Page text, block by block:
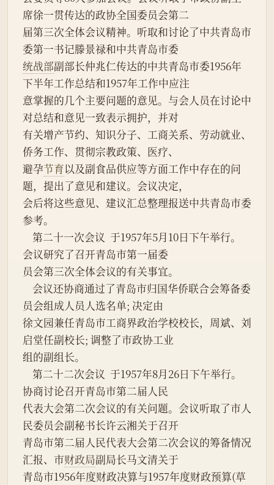
席徐一贯传达的政协全国委员会第二
届第三次全体会议精神。听取和讨论了中共青岛市
委第一书记滕景禄和中共青岛市委
统战部副部长仲兆仁传达的中共青岛市委1956年
下半年工作总结和1957年工作中应注
意掌握的几个主要问题的意见。与会人员在讨论中
对总结和意见一致表示拥护，并对
有关增产节约、知识分子、工商关系、劳动就业、
侨务工作、贯彻宗教政策、医疗、
避孕节育以及副食品供应等方面工作中存在的问
题，提出了意见和建议。会议决定，
会后将这些意见、建议汇总整理报送中共青岛市委
参考。
会议研究了召开青岛市第一届委
员会第三次全体会议的有关事宜。
员会组成人员人选名单; 决定由
徐文园兼任青岛市工商界政治学校校长，周斌、刘
启堂任副校长; 调整了市政协工业
组的副组长。
协商讨论召开青岛市第二届人民
代表大会第二次会议的有关问题。会议听取了市人
民委员会副秘书长许云湘关于召开
青岛市第二届人民代表大会第二次会议的筹备情况
汇报、市财政局副局长马文清关于
青岛市1956年度财政决算与1957年度财政预算(草